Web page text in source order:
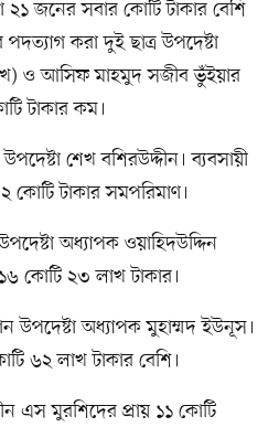
২১ জনের সবার কোটি টাকার বেশি
করা দুই ছাত্র উপদেষ্টা
ও আসিফ মাহমুদ সজীব ভুঁইয়ার
টাকার কম।
শেখ বশিরউদ্দীন। ব্যবসায়ী
কোটি টাকার সমপরিমাণ।
অধ্যাপক ওয়াহিদউদ্দিন
কোটি ২৩ লাখ টাকার।
উপদেষ্টা অধ্যাপক মুহাম্মদ ইউনূস।
৬২ লাখ টাকার বেশি।
এস মুরশিদের প্রায় ১১ কোটি